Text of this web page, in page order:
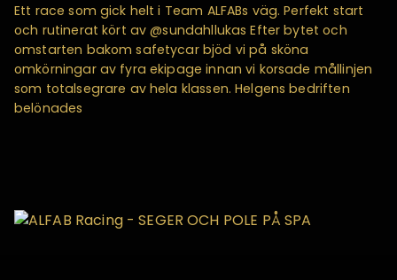
Ett race som gick helt i Team ALFABs väg. Perfekt start
och rutinerat kört av @sundahllukas Efter bytet och
omstarten bakom safetycar bjöd vi på sköna
omkörningar av fyra ekipage innan vi korsade mållinjen
som totalsegrare av hela klassen. Helgens bedriften
belönades